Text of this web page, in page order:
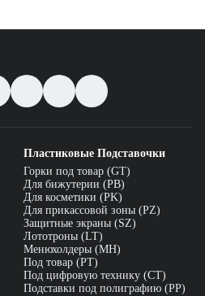
Пластиковые Подставочки
Горки под товар (GT)
Для бижутерии (PB)
Для косметики (PK)
Для прикассовой зоны (PZ)
Защитные экраны (SZ)
Лототроны (LT)
Менюхолдеры (MH)
Под товар (PT)
Под цифровую технику (CT)
Подставки под полиграфию (PP)